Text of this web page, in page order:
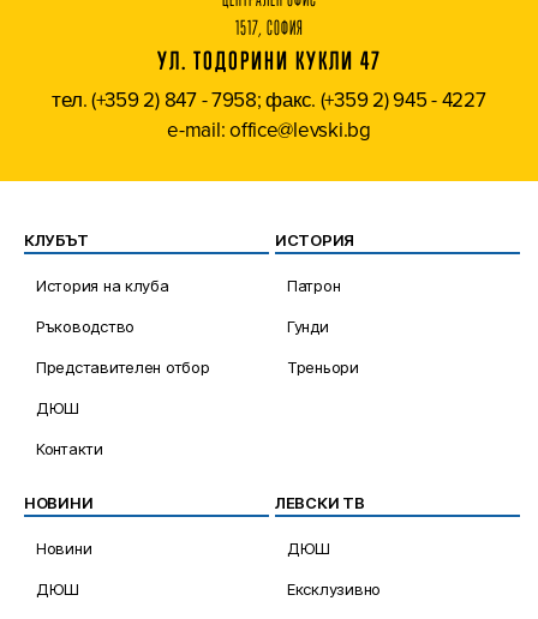
1517, СОФИЯ
УЛ. ТОДОРИНИ КУКЛИ 47
тел. (+359 2) 847 - 7958; факс. (+359 2) 945 - 4227
e-mail: office@levski.bg
КЛУБЪТ
История на клуба
Ръководство
Представителен отбор
ДЮШ
Контакти
ИСТОРИЯ
Патрон
Гунди
Треньори
НОВИНИ
Новини
ДЮШ
ЛЕВСКИ ТВ
ДЮШ
Ексклузивно